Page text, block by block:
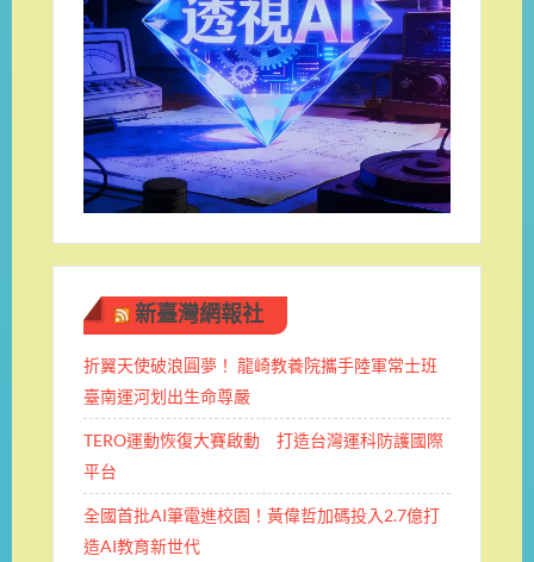
新臺灣網報社
折翼天使破浪圓夢！ 龍崎教養院攜手陸軍常士班 ​
臺南運河划出生命尊嚴
TERO運動恢復大賽啟動 打造台灣運科防護國際
平台
全國首批AI筆電進校園！黃偉哲加碼投入2.7億打
造AI教育新世代